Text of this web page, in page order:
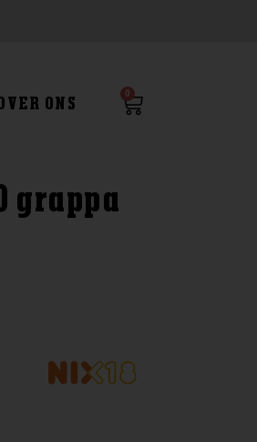
ONS
0
Winkelwagen
grappa